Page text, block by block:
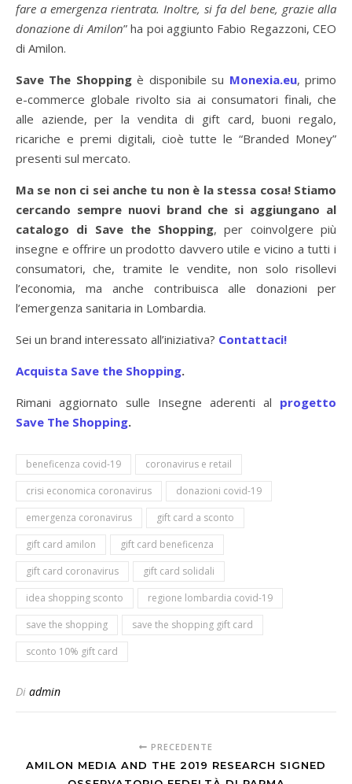
fare a emergenza rientrata. Inoltre, si fa del bene, grazie alla
donazione di Amilon” ha poi aggiunto Fabio Regazzoni, CEO
di Amilon.
Save The Shoppingè disponibile su Monexia.eu, primo
e-commerce globale rivolto sia ai consumatori finali, che
alle aziende, per la vendita di gift card, buoni regalo,
ricariche e premi digitali, cioè tutte le “Branded Money”
presenti sul mercato.
Ma se non ci sei anche tu non è la stessa cosa! Stiamo
cercando sempre nuovi brand che si aggiungano al
catalogo di Save the Shopping, per coinvolgere più
insegne e offrire un prodotto davvero utile e vicino a tutti i
consumatori, che, tramite le vendite, non solo risollevi
l’economia, ma anche contribuisca alle donazioni per
l’emergenza sanitaria in Lombardia.
Sei un brand interessato all’iniziativa? Contattaci!
Acquista Save the Shopping.
Rimani aggiornato sulle Insegne aderenti al progetto
Save The Shopping.
beneficenza covid-19
coronavirus e retail
crisi economica coronavirus
donazioni covid-19
emergenza coronavirus
gift card a sconto
gift card amilon
gift card beneficenza
gift card coronavirus
gift card solidali
idea shopping sconto
regione lombardia covid-19
save the shopping
save the shopping gift card
sconto 10% gift card
Di admin
PRECEDENTE
AMILON MEDIA AND THE 2019 RESEARCH SIGNED